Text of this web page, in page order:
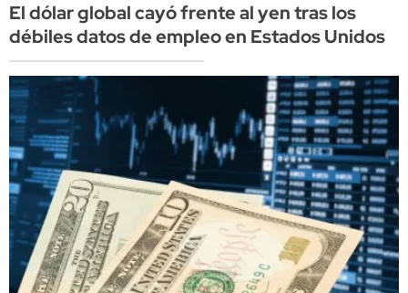
El dólar global cayó frente al yen tras los
débiles datos de empleo en Estados Unidos